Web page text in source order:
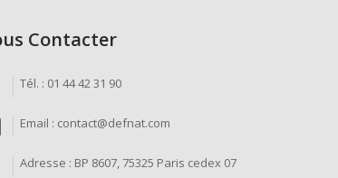
Contacter
Tél. : 01 44 42 31 90
Email : contact@defnat.com
Adresse : BP 8607, 75325 Paris cedex 07